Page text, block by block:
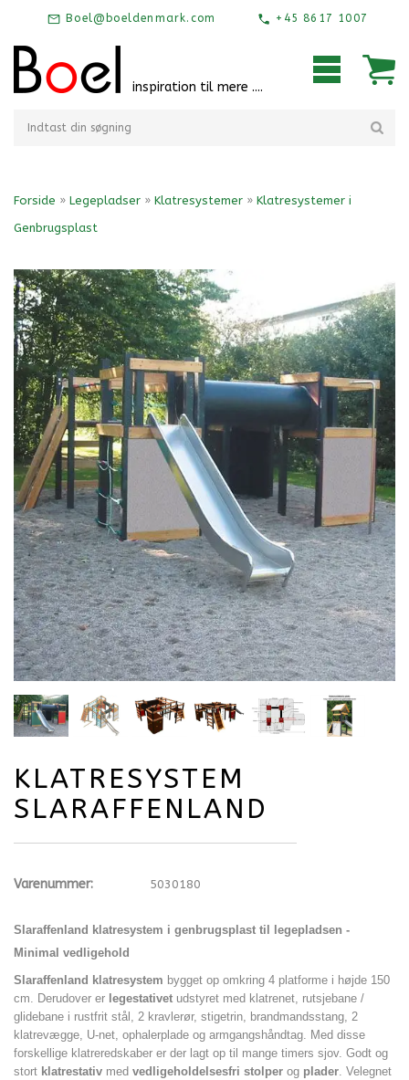
+45 8617 1007
Boel@boeldenmark.com
inspiration til mere ....
Forside » Legepladser » Klatresystemer » Klatresystemer i
Genbrugsplast
KLATRESYSTEM
SLARAFFENLAND
Varenummer: 5030180
Slaraffenland klatresystem i genbrugsplast til legepladsen -
Minimal vedligehold
Slaraffenland klatresystem bygget op omkring 4 platforme i højde 150
cm. Derudover er legestativet udstyret med klatrenet, rutsjebane /
glidebane i rustfrit stål, 2 kravlerør, stigetrin, brandmandsstang, 2
klatrevægge, U-net, ophalerplade og armgangshåndtag. Med disse
forskellige klatreredskaber er der lagt op til mange timers sjov. Godt og
stort klatrestativ med vedligeholdelsesfri stolper og plader. Velegnet